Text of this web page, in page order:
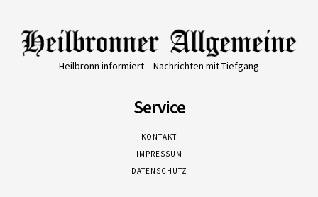
Heilbronn informiert – Nachrichten mit Tiefgang
Service
KONTAKT
IMPRESSUM
DATENSCHUTZ